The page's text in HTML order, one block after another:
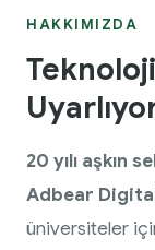
HAKKIMIZDA
20 yılı aşkın
Adbear
üniversiteler